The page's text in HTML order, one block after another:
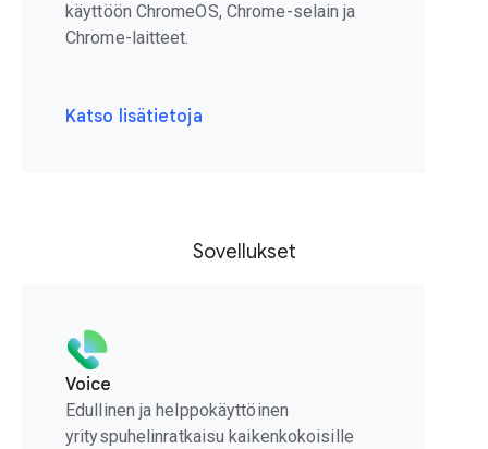
käyttöön ChromeOS, Chrome-selain ja
Chrome-laitteet.
Katso lisätietoja
Sovellukset
Voice
Edullinen ja helppokäyttöinen
yrityspuhelinratkaisu kaikenkokoisille